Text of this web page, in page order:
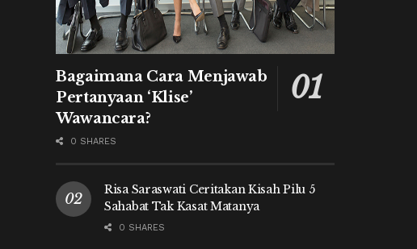
Bagaimana Cara Menjawab
Pertanyaan ‘Klise’
Wawancara?
0 SHARES
Risa Saraswati Ceritakan Kisah Pilu 5
Sahabat Tak Kasat Matanya
0 SHARES